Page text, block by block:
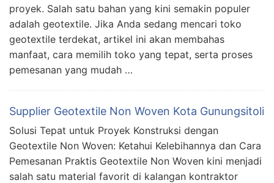
proyek. Salah satu bahan yang kini semakin populer
adalah geotextile. Jika Anda sedang mencari toko
geotextile terdekat, artikel ini akan membahas
manfaat, cara memilih toko yang tepat, serta proses
pemesanan yang mudah …
Supplier Geotextile Non Woven Kota Gunungsitoli
Solusi Tepat untuk Proyek Konstruksi dengan
Geotextile Non Woven: Ketahui Kelebihannya dan Cara
Pemesanan Praktis Geotextile Non Woven kini menjadi
salah satu material favorit di kalangan kontraktor